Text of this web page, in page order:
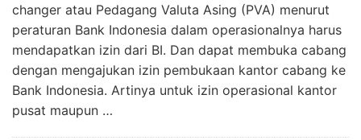
changer atau Pedagang Valuta Asing (PVA) menurut
peraturan Bank Indonesia dalam operasionalnya harus
mendapatkan izin dari BI. Dan dapat membuka cabang
dengan mengajukan izin pembukaan kantor cabang ke
Bank Indonesia. Artinya untuk izin operasional kantor
pusat maupun …